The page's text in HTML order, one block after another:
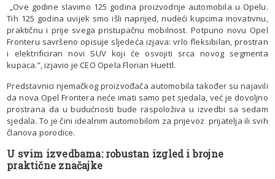
„Ove godine slavimo 125 godina proizvodnje automobila u Opelu.
Tih 125 godina uvijek smo išli naprijed, nudeći kupcima inovativnu,
praktičnu i prije svega pristupačnu mobilnost. Potpuno novu Opel
Fronteru savršeno opisuje sljedeća izjava: vrlo fleksibilan, prostran
i elektrificiran novi SUV koji će osvojiti srca novog segmenta
kupaca.”, izjavio je CEO Opela Florian Huettl.
Predstavnici njemačkog proizvođača automobila također su najavili
da nova Opel Frontera neće imati samo pet sjedala, već je dovoljno
prostrana da u budućnosti bude raspoloživa u izvedbi sa sedam
sjedala. To je čini idealnim automobilom za prijevoz prijatelja ili svih
članova porodice.
U svim izvedbama: robustan izgled i brojne
praktične značajke